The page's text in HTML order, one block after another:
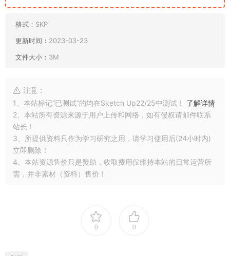
格式： SKP
更新时间： 2023-03-23
文件大小： 3M
注意：
1、本站标记“已测试”的均在Sketch Up22/25中测试！ 了解详情
2、本站所有资源来源于用户上传和网络，如有侵权请邮件联系
站长！
3、所提供资料只作为学习研究之用，请学习使用后(24小时内)
立即删除！
4、本站资源售价只是赞助，收取费用仅维持本站的日常运营所
需，并非素材（资料）售价！
0 0